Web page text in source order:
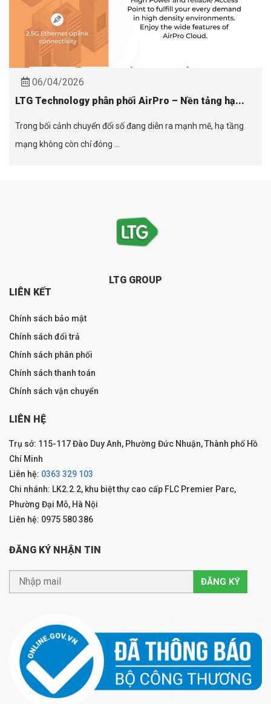
06/04/2026
LTG Technology phân phối AirPro – Nền tảng hạ...
Trong bối cảnh chuyển đổi số đang diễn ra mạnh mẽ, hạ tầng
mạng không còn chỉ đóng ...
LTG GROUP
LIÊN KẾT
Chính sách bảo mật
Chính sách đổi trả
Chính sách phân phối
Chính sách thanh toán
Chính sách vận chuyển
LIÊN HỆ
Trụ sở: 115-117 Đào Duy Anh, Phường Đức Nhuận, Thành phố Hồ
Chí Minh
Liên hệ: 0363 329 103
Chi nhánh: LK2.2.2, khu biệt thự cao cấp FLC Premier Parc,
Phường Đại Mỗ, Hà Nội
Liên hệ: 0975 580 386
ĐĂNG KÝ NHẬN TIN